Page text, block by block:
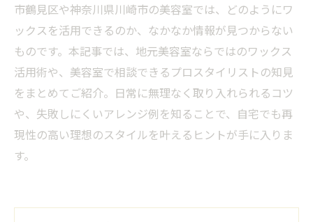
市鶴見区や神奈川県川崎市の美容室では、どのようにワ
ックスを活用できるのか、なかなか情報が見つからない
ものです。本記事では、地元美容室ならではのワックス
活用術や、美容室で相談できるプロスタイリストの知見
をまとめてご紹介。日常に無理なく取り入れられるコツ
や、失敗しにくいアレンジ例を知ることで、自宅でも再
現性の高い理想のスタイルを叶えるヒントが手に入りま
す。